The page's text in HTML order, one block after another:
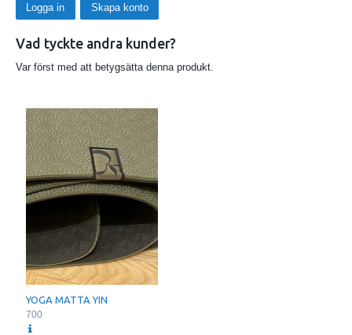
Logga in Skapa konto
Vad tyckte andra kunder?
Var först med att betygsätta denna produkt.
YOGA MATTA YIN
700